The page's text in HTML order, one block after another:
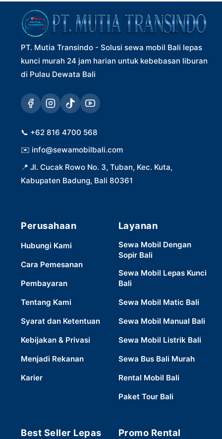
PT. Mutia Transindo - Solusi sewa mobil Bali lepas
kunci murah 24 jam harian untuk kebebasan liburan
di Pulau Dewata Bali
📞 +62 816 4700 568
✉️ info@sewamobilbali.com
📍Jl. Cucak Rowo No. 3, Tuban, Kec. Kuta,
Kabupaten Badung, Bali 80361
Perusahaan
Hubungi Kami
Cara Pemesanan
Pembayaran
Tentang Kami
Syarat dan Ketentuan
Kebijakan & Privasi
Menjadi Rekanan
Karier
Layanan
Sewa Mobil Dengan
Sopir Bali
Sewa Mobil Lepas Kunci
Bali
Sewa Mobil Matic Bali
Sewa Mobil Manual Bali
Sewa Mobil Listrik Bali
Sewa Bus Bali Murah
Rental Mobil Bali
Paket Tour Bali
Best Seller Lepas
Promo Rental